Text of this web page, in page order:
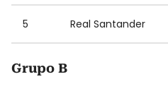
5 Real Santander
Grupo B